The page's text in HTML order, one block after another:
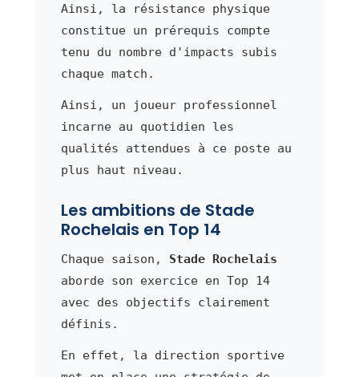
Ainsi, la résistance physique
constitue un prérequis compte
tenu du nombre d'impacts subis
chaque match.
Ainsi, un joueur professionnel
incarne au quotidien les
qualités attendues à ce poste au
plus haut niveau.
Les ambitions de Stade
Rochelais en Top 14
Chaque saison, Stade Rochelais
aborde son exercice en Top 14
avec des objectifs clairement
définis.
En effet, la direction sportive